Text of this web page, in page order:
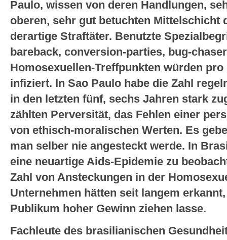
Paulo, wissen von deren Handlungen,
oberen, sehr gut betuchten Mittelschicht
derartige Straftäter. Benutzte
bareback, conversion-parties, bug-
Homosexuellen-Treffpunkten würden
infiziert. In Sao Paulo habe die Zahl
in den letzten fünf, sechs Jahren stark
zählten Perversität, das Fehlen einer
von ethisch-moralischen Werten. Es
man selber nie angesteckt werde. In
eine neuartige Aids-Epidemie zu
Zahl von Ansteckungen in der
Unternehmen hätten seit langem
Publikum hoher Gewinn ziehen lasse.
Fachleute des brasilianischen